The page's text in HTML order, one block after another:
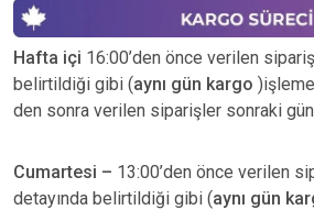
Hafta içi 16:00’den önce verilen
belirtildiği gibi (aynı gün kargo )işleme
den sonra verilen siparişler sonraki gün
Cumartesi – 13:00’den önce verilen
detayında belirtildiği gibi (aynı gün